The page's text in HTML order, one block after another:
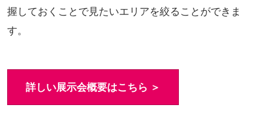
握しておくことで見たいエリアを絞ることができま
す。
詳しい展示会概要はこちら ＞